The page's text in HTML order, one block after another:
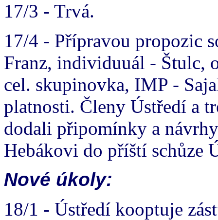
17/3 - Trvá.
17/4 - Přípravou propozic
Franz, individuuál - Štulc,
cel. skupinovka, IMP -
platnosti. Členy Ústředí a
dodali připomínky a
Hebákovi do příští schůze
Nové úkoly:
18/1 - Ústředí kooptuje